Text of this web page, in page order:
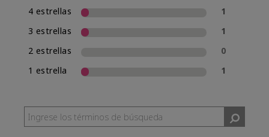
4 estrellas
1
3 estrellas
1
2 estrellas
0
1 estrella
1